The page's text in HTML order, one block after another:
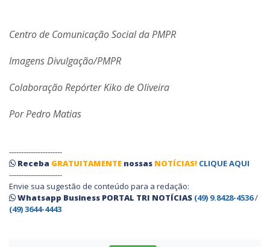
Centro de Comunicação Social da PMPR
Imagens Divulgação/PMPR
Colaboração Repórter Kiko de Oliveira
Por Pedro Matias
----------------------
Receba GRATUITAMENTE nossas NOTÍCIAS! CLIQUE AQUI
----------------------
Envie sua sugestão de conteúdo para a redação:
Whatsapp Business PORTAL TRI NOTÍCIAS (49) 9.8428-4536/
(49) 3644-4443